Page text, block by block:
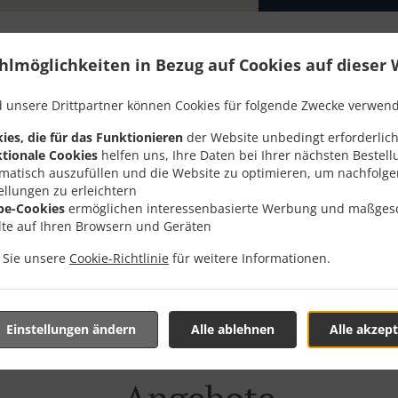
in Bezug auf Cookies auf dieser
unsere Drittpartner können Cookies für folgende Zwecke
die für das Funktionieren der Website unbedingt
Cookies helfen uns, Ihre Daten bei Ihrer nächsten
auszufüllen und die Website zu optimieren, um
zu erleichtern
Cookies ermöglichen interessenbasierte Werbung und
auf Ihren Browsern und Geräten
unsere Cookie-Richtlinie für weitere Informationen.
Alle
Alle ablehnen
Einstellungen ändern
Mitnehmen Und
bei Utzenstorf und wir freuen uns deine Online-
Online-Menü zu lesen und bestell direkt, wenn du
zu bestätigen. Die ungefähre Lieferzeit geben wir